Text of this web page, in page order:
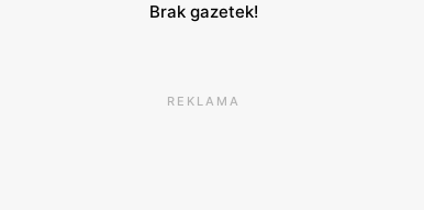
Brak gazetek!
REKLAMA